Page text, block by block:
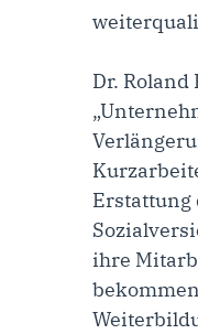
Dr. Roland
Erstattung
ihre